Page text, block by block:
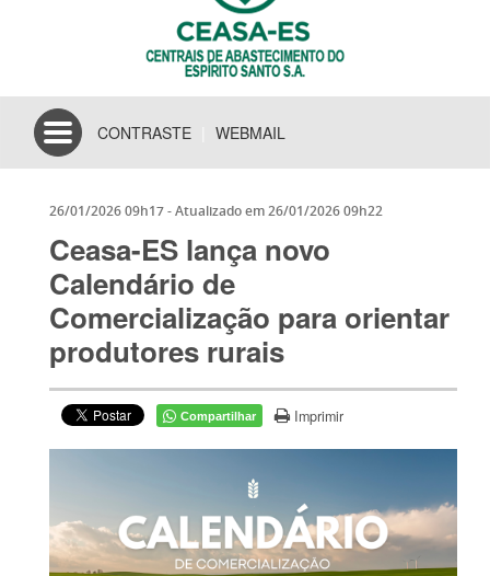
Toggle
navigation
CONTRASTE WEBMAIL
26/01/2026 09h17- Atualizado em26/01/2026 09h22
Ceasa-ES lança novo
Calendário de
Comercialização para orientar
produtores rurais
Compartilhar Imprimir